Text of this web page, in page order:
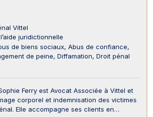
Vittel
juridictionnelle
de biens sociaux Abus de confiance
de peine Diffamation Droit pénal
Ferry est Avocat Associée à Vittel et
corporel et indemnisation des victimes
Elle accompagne ses clients en